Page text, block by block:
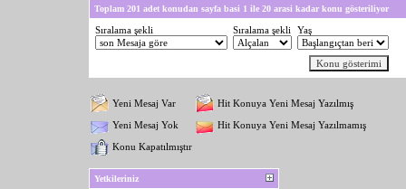
Toplam 201 adet konudan sayfa basi 1 ile 20 arasi kadar konu gösteriliyor
Sıralama şekli Sıralama şekli Yaş
Yeni Mesaj Var
Hit Konuya Yeni Mesaj Yazılmış
Yeni Mesaj Yok
Hit Konuya Yeni Mesaj Yazılmamış
Konu Kapatılmıştır
Yetkileriniz